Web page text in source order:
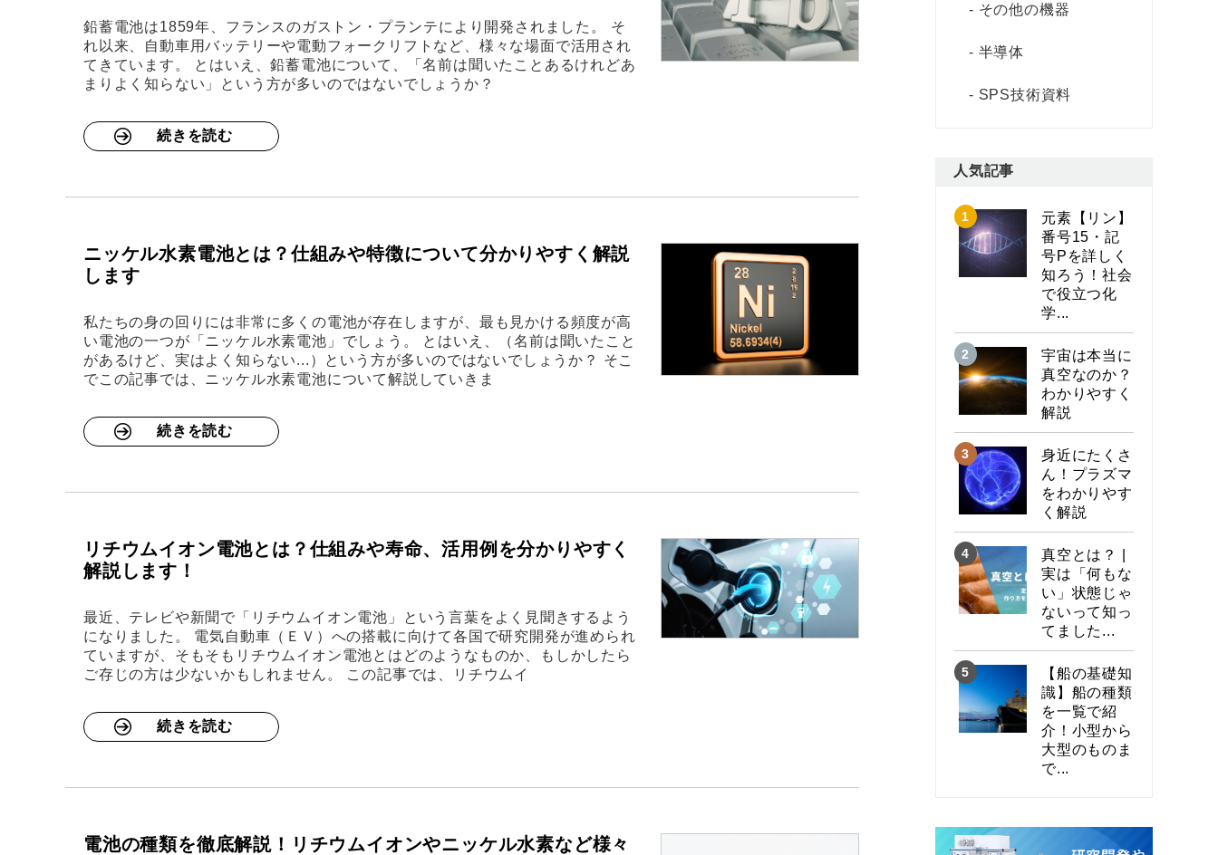
鉛蓄電池は1859年、フランスのガストン・プランテにより開発されました。 そ
れ以来、自動車用バッテリーや電動フォークリフトなど、様々な場面で活用され
てきています。 とはいえ、鉛蓄電池について、「名前は聞いたことあるけれどあ
まりよく知らない」という方が多いのではないでしょうか？
続きを読む
ニッケル水素電池とは？仕組みや特徴について分かりやすく解説
します
私たちの身の回りには非常に多くの電池が存在しますが、最も見かける頻度が高
い電池の一つが「ニッケル水素電池」でしょう。 とはいえ、（名前は聞いたこと
があるけど、実はよく知らない...）という方が多いのではないでしょうか？ そこ
でこの記事では、ニッケル水素電池について解説していきま
続きを読む
リチウムイオン電池とは？仕組みや寿命、活用例を分かりやすく
解説します！
最近、テレビや新聞で「リチウムイオン電池」という言葉をよく見聞きするよう
になりました。 電気自動車（ＥＶ）への搭載に向けて各国で研究開発が進められ
ていますが、そもそもリチウムイオン電池とはどのようなものか、もしかしたら
ご存じの方は少ないかもしれません。 この記事では、リチウムイ
続きを読む
電池の種類を徹底解説！リチウムイオンやニッケル水素など様々
その他の機器
半導体
SPS技術資料
人気記事
元素【リン】
番号15・記
号Pを詳しく
知ろう！社会
で役立つ化
学...
宇宙は本当に
真空なのか？
わかりやすく
解説
身近にたくさ
ん！プラズマ
をわかりやす
く解説
真空とは？ |
実は「何もな
い」状態じゃ
ないって知っ
てました...
【船の基礎知
識】船の種類
を一覧で紹
介！小型から
大型のものま
で...